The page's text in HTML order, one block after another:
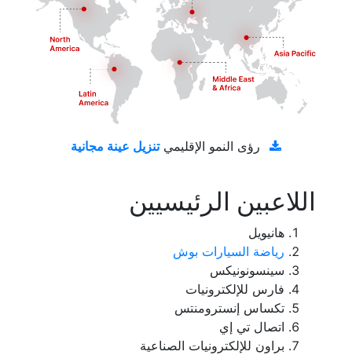
رؤى النمو الإقليمي
اللاعبين الرئيسيين
هانيويل
رياضة السيارات بوش
سينسونونيكس
فارس للإلكترونيات
تكساس إنسترومنتس
اتصال تي إي
براون للإلكترونيات الصناعية